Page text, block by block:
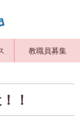
教職員募集
！